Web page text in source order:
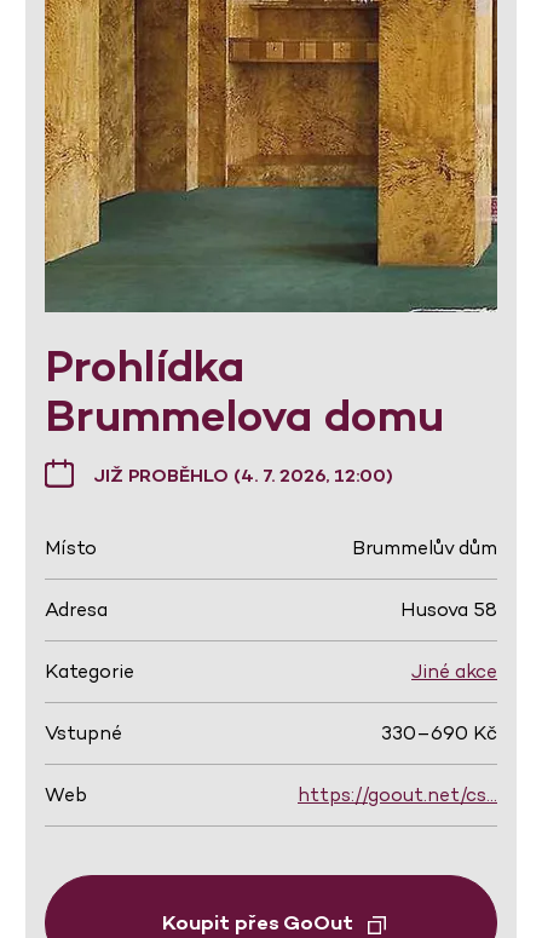
Prohlídka
Brummelova domu
JIŽ PROBĚHLO (4. 7. 2026, 12:00)
Místo Brummelův dům
Adresa Husova 58
Kategorie Jiné akce
Vstupné 330–690 Kč
Web https://goout.net/cs…
Koupit přes GoOut